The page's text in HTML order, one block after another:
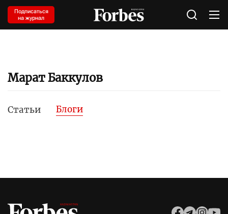
Подписаться
на журнал
Марат Баккулов
Статьи Блоги